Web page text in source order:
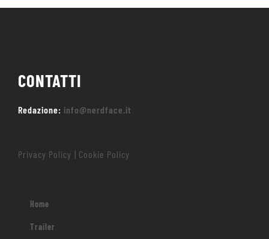
CONTATTI
Redazione: info@nerdface.it
Privacy Policy | Cookie Policy
Home
Trailer